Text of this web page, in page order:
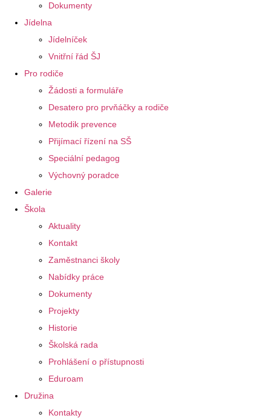
Dokumenty
Jídelna
Jídelníček
Vnitřní řád ŠJ
Pro rodiče
Žádosti a formuláře
Desatero pro prvňáčky a rodiče
Metodik prevence
Přijímací řízení na SŠ
Speciální pedagog
Výchovný poradce
Galerie
Škola
Aktuality
Kontakt
Zaměstnanci školy
Nabídky práce
Dokumenty
Projekty
Historie
Školská rada
Prohlášení o přístupnosti
Eduroam
Družina
Kontakty